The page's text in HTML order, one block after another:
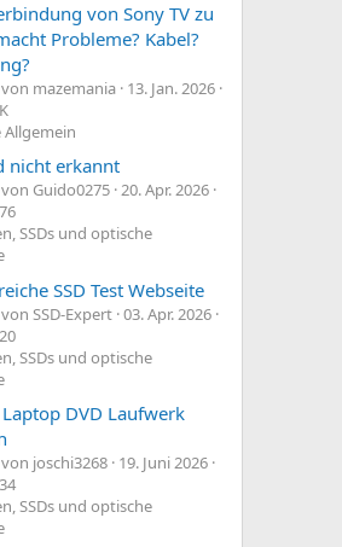
von Sony TV zu
Probleme? Kabel?
mazemania 13. Jan. 2026
nicht erkannt
Guido0275 20. Apr. 2026
SSDs und optische
SSD Test Webseite
SSD-Expert 03. Apr. 2026
SSDs und optische
DVD Laufwerk
joschi3268 19. Juni 2026
SSDs und optische